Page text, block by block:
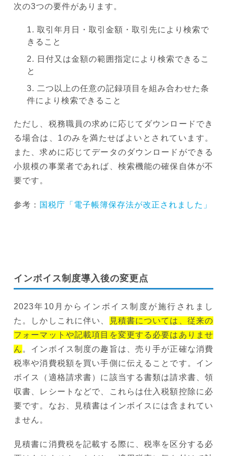
次の3つの要件があります。
取引年月日・取引金額・取引先により検索で
きること
日付又は金額の範囲指定により検索できるこ
と
二つ以上の任意の記録項目を組み合わせた条
件により検索できること
ただし、税務職員の求めに応じてダウンロードでき
る場合は、1のみを満たせばよいとされています。
また、求めに応じてデータのダウンロードができる
小規模の事業者であれば、検索機能の確保自体が不
要です。
参考： 国税庁「電子帳簿保存法が改正されました」
インボイス制度導入後の変更点
2023年10月からインボイス制度が施行されまし
た。しかしこれに伴い、
見積書については、従来の
フォーマットや記載項目を変更する必要はありませ
ん 。インボイス制度の趣旨は、売り手が正確な消費
税率や消費税額を買い手側に伝えることです。イン
ボイス（適格請求書）に該当する書類は請求書、領
収書、レシートなどで、これらは仕入税額控除に必
要です。なお、見積書はインボイスには含まれてい
ません。
見積書に消費税を記載する際に、税率を区分する必